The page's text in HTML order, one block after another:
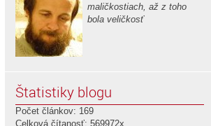
maličkostiach, až z toho
bola veličkosť
Štatistiky blogu
Počet článkov: 169
Celková čítanosť: 569972x